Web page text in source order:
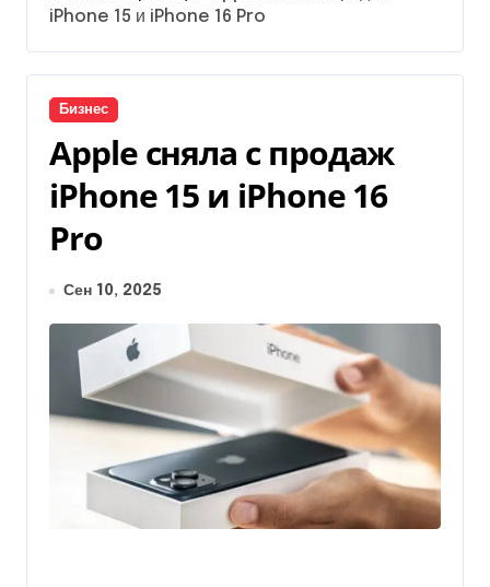
iPhone 15 и iPhone 16 Pro
Бизнес
Apple сняла с продаж
iPhone 15 и iPhone 16
Pro
Сен 10, 2025